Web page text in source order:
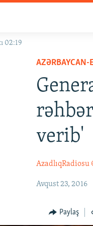
02:19
verib'
AzadlıqRadiosu
Avqust 23, 2016
Paylaş